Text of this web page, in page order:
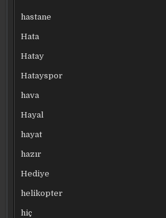
hastane
Hata
Hatay
Hatayspor
hava
Hayal
hayat
hazır
Hediye
helikopter
hiç